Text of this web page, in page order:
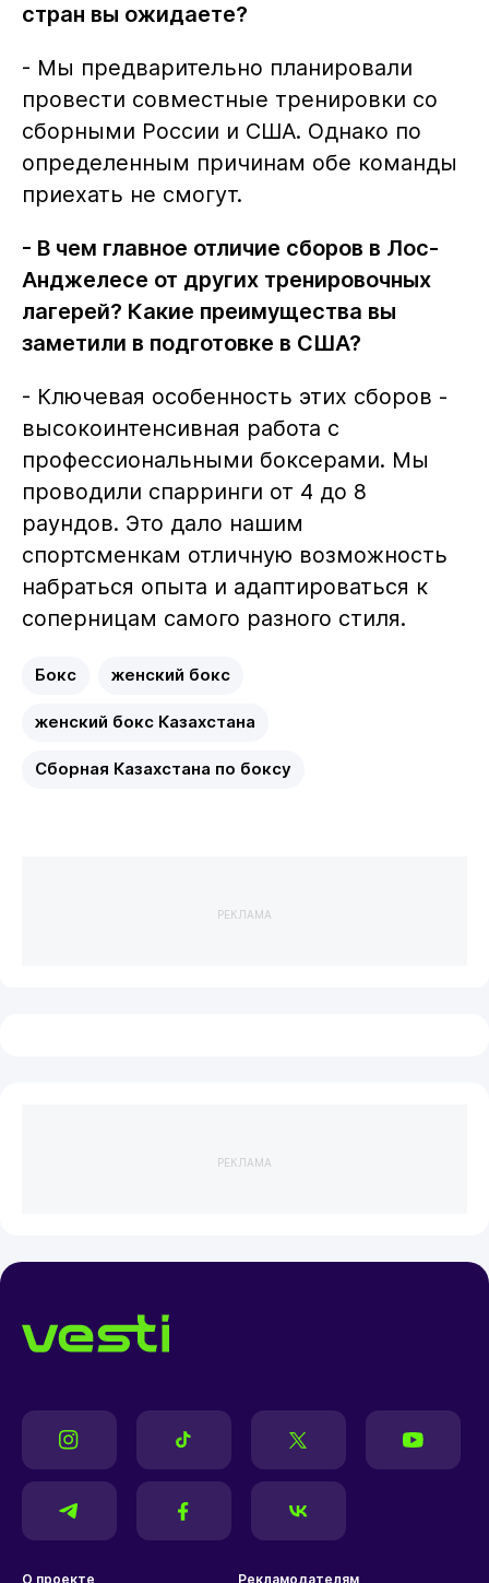
стран вы ожидаете?
- Мы предварительно планировали
провести совместные тренировки со
сборными России и США. Однако по
определенным причинам обе команды
приехать не смогут.
- В чем главное отличие сборов в Лос-
Анджелесе от других тренировочных
лагерей? Какие преимущества вы
заметили в подготовке в США?
- Ключевая особенность этих сборов -
высокоинтенсивная работа с
профессиональными боксерами. Мы
проводили спарринги от 4 до 8
раундов. Это дало нашим
спортсменкам отличную возможность
набраться опыта и адаптироваться к
соперницам самого разного стиля.
Бокс женский бокс
женский бокс Казахстана
Сборная Казахстана по боксу
РЕКЛАМА
РЕКЛАМА
О проекте Рекламодателям